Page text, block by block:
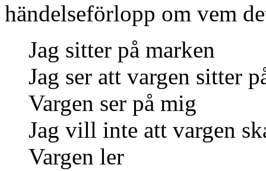
händelseförlopp om vem
Jag sitter på marken
Jag ser att vargen sitter
Vargen ser på mig
Jag vill inte att vargen
Vargen ler